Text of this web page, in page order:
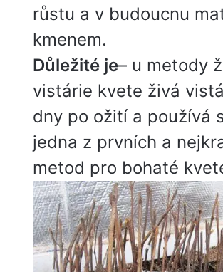
růstu a v budoucnu
kmenem.
Důležité je– u metody
vistárie kvete živá
dny po ožití a používá
jedna z prvních a
metod pro bohaté